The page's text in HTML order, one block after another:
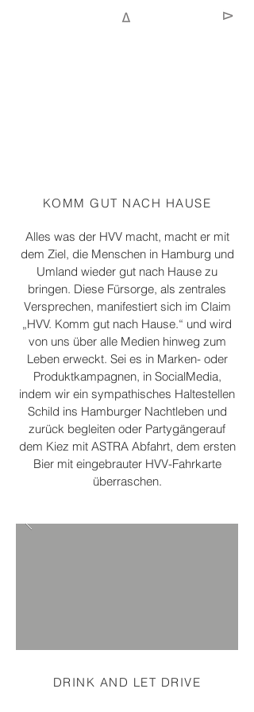
KOMM GUT NACH HAUSE
Alles was der HVV macht, macht er mit
dem Ziel, die Menschen in Hamburg und
Umland wieder gut nach Hause zu
bringen. Diese Fürsorge, als zentrales
Versprechen, manifestiert sich im Claim
„HVV. Komm gut nach Hause.“ und wird
von uns über alle Medien hinweg zum
Leben erweckt. Sei es in Marken- oder
Produktkampagnen, in SocialMedia,
indem wir ein sympathisches Haltestellen
Schild ins Hamburger Nachtleben und
zurück begleiten oder Partygängerauf
dem Kiez mit ASTRA Abfahrt, dem ersten
Bier mit eingebrauter HVV-Fahrkarte
überraschen.
DRINK AND LET DRIVE